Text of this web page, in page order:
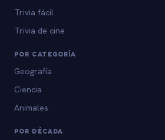
Trivia fácil
Trivia de cine
POR CATEGORÍA
Geografía
Ciencia
Animales
POR DÉCADA